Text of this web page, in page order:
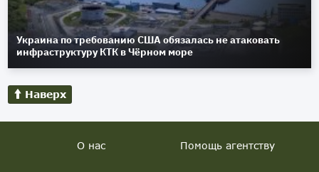
Украина по требованию США обязалась не атаковать
инфраструктуру КТК в Чёрном море
Наверх
О нас Помощь агентству